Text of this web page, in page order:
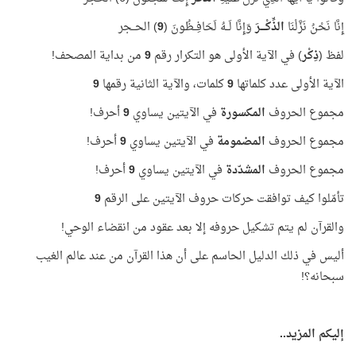
إِنَّا نَحْنُ نَزَّلْنَا الذِّكْـــرَوَإِنَّا لَــهُ لَحَافِــظُونَ (9) الحــجر
لفظ (ذِكْر) في الآية الأولى هو التكرار رقم9من بداية المصحف!
الآية الأولى عدد كلماتها9كلمات، والآية الثانية رقمها9
مجموع الحروف المكسورة في الآيتين يساوي9أحرف!
مجموع الحروف المضمومة في الآيتين يساوي9أحرف!
مجموع الحروف المشدّدة في الآيتين يساوي9أحرف!
تأمّلوا كيف توافقت حركات حروف الآيتين على الرقم9
والقرآن لم يتم تشكيل حروفه إلا بعد عقود من انقضاء الوحي!
أليس في ذلك الدليل الحاسم على أن هذا القرآن من عند عالم الغيب
سبحانه؟!
إليكم المزيد..